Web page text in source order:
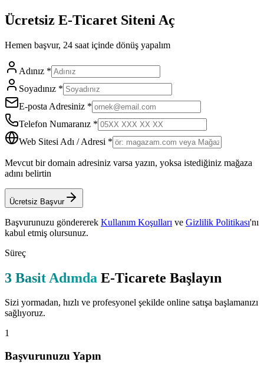
Ücretsiz E-Ticaret Siteni Aç
Hemen başvur, 24 saat içinde dönüş yapalım
Adınız *
Soyadınız *
E-posta Adresiniz *
Telefon Numaranız *
Web Sitesi Adı / Adresi *
Mevcut bir domain adresiniz varsa yazın, yoksa istediğiniz mağaza
adını belirtin
Ücretsiz Başvur
Başvurunuzu göndererek Kullanım Koşulları ve Gizlilik Politikası'nı
kabul etmiş olursunuz.
Süreç
3 Basit Adımda E-Ticarete Başlayın
Sizi yormadan, hızlı ve profesyonel şekilde online satışa başlamanızı
sağlıyoruz.
1
Başvurunuzu Yapın